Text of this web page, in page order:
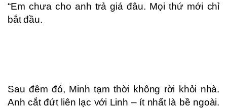
“Em chưa cho anh trả giá đâu. Mọi thứ mới chỉ
bắt đầu.
Sau đêm đó, Minh tạm thời không rời khỏi nhà.
Anh cắt đứt liên lạc với Linh – ít nhất là bề ngoài.